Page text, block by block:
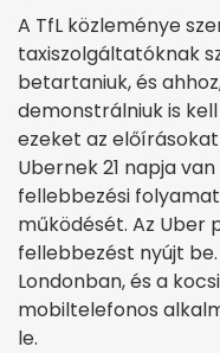
A TfL közleménye
taxiszolgáltatóknak
betartaniuk, és
demonstrálniuk is
ezeket az
Ubernek 21 napja
fellebbezési
működését. Az
fellebbezést nyújt
Londonban, és a
mobiltelefonos
le.